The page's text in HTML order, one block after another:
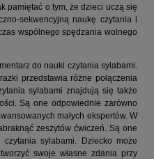
pamiętać o tym, że dzieci uczą się
sekwencyjną naukę czytania i
wspólnego spędzania wolnego
do nauki czytania sylabami.
przedstawia różne połączenia
sylabami znajdują się także
Są one odpowiednie zarówno
małych ekspertów. W
zeszytów ćwiczeń. Są one
sylabami. Dziecko może
swoje własne zdania przy